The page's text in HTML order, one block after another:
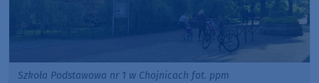
Szkoła Podstawowa nr 1 w Chojnicach fot. ppm